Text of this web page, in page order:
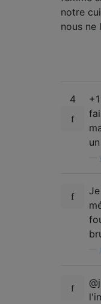
notre
nous ne
4